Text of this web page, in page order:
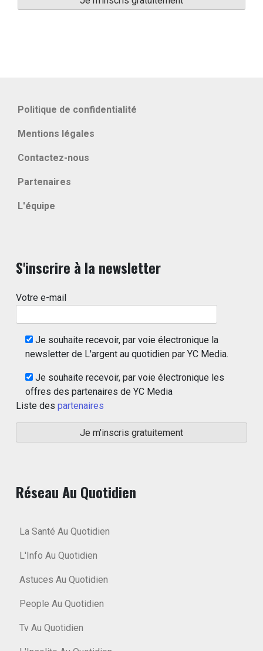
Politique de confidentialité
Mentions légales
Contactez-nous
Partenaires
L'équipe
S'inscrire à la newsletter
Votre e-mail
Je souhaite recevoir, par voie électronique la
newsletter de L'argent au quotidien par YC Media.
Je souhaite recevoir, par voie électronique les
offres des partenaires de YC Media
Liste des partenaires
Réseau Au Quotidien
La Santé Au Quotidien
L'Info Au Quotidien
Astuces Au Quotidien
People Au Quotidien
Tv Au Quotidien